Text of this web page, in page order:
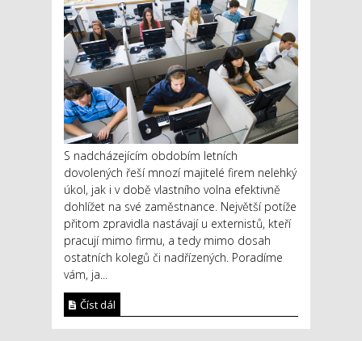
S nadcházejícím obdobím letních
dovolených řeší mnozí majitelé firem nelehký
úkol, jak i v době vlastního volna efektivně
dohlížet na své zaměstnance. Největší potíže
přitom zpravidla nastávají u externistů, kteří
pracují mimo firmu, a tedy mimo dosah
ostatních kolegů či nadřízených. Poradíme
vám, ja...
Číst dál